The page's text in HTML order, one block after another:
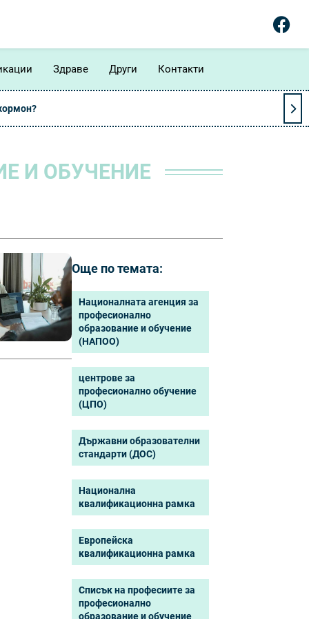
Здраве Други Контакти
И ОБУЧЕНИЕ
Още по темата:
Националната агенция за
професионално
образование и обучение
(НАПОО)
центрове за
професионално обучение
(ЦПО)
Държавни образователни
стандарти (ДОС)
Национална
квалификационна рамка
Европейска
квалификационна рамка
Списък на професиите за
професионално
образование и обучение